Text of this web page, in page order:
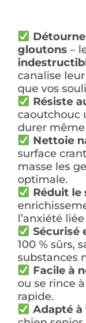
gloutons –
canalise
que vos
Résiste
caoutchouc
durer
Nettoie
surface
masse les
optimale.
Réduit le
l’anxiété
Sécurisé
100 % sûrs,
substances
Facile à
ou se rince
rapide.
Adapté à